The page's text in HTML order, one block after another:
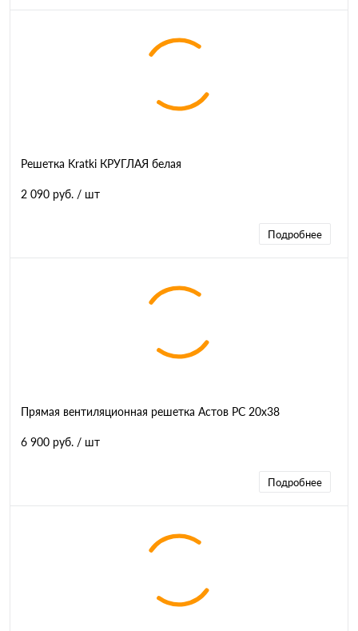
Решетка Kratki КРУГЛАЯ белая
2 090 руб. / шт
Подробнее
Прямая вентиляционная решетка Астов РС 20х38
6 900 руб. / шт
Подробнее